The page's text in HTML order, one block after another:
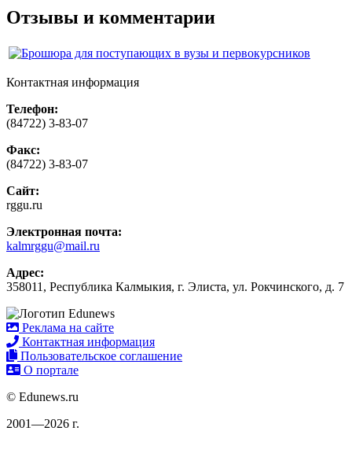
Отзывы и комментарии
Контактная информация
Телефон:
(84722) 3-83-07
Факс:
(84722) 3-83-07
Сайт:
rggu.ru
Электронная почта:
kalmrggu@mail.ru
Адрес:
358011, Республика Калмыкия, г. Элиста, ул. Рокчинского, д. 7
Реклама на сайте
Контактная информация
Пользовательское соглашение
О портале
© Edunews.ru
2001—2026 г.